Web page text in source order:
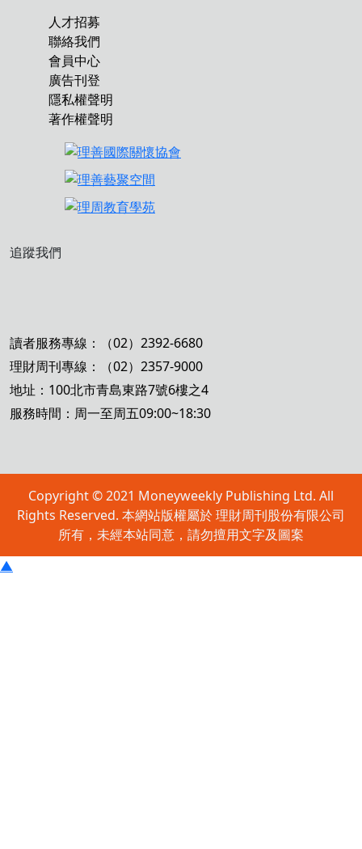
人才招募
聯絡我們
會員中心
廣告刊登
隱私權聲明
著作權聲明
追蹤我們
讀者服務專線：（02）2392-6680
理財周刊專線：（02）2357-9000
地址：100北市青島東路7號6樓之4
服務時間：周一至周五09:00~18:30
Copyright © 2021 Moneyweekly Publishing Ltd. All
Rights Reserved. 本網站版權屬於 理財周刊股份有限公司
所有，未經本站同意，請勿擅用文字及圖案
▲